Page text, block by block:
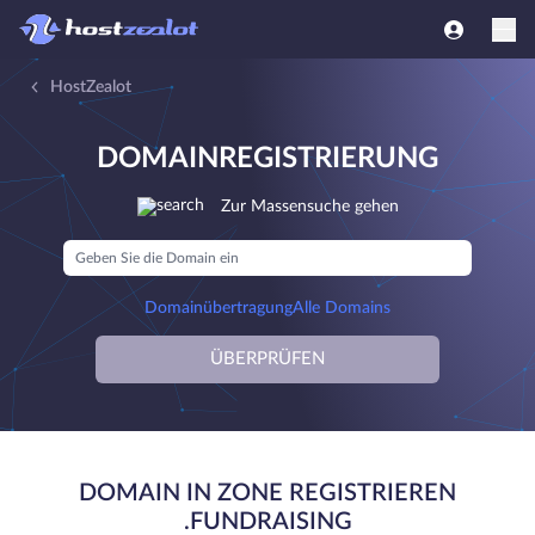
HostZealot
DOMAINREGISTRIERUNG
Zur Massensuche gehen
DomainübertragungAlle Domains
ÜBERPRÜFEN
DOMAIN IN ZONE REGISTRIEREN
.FUNDRAISING